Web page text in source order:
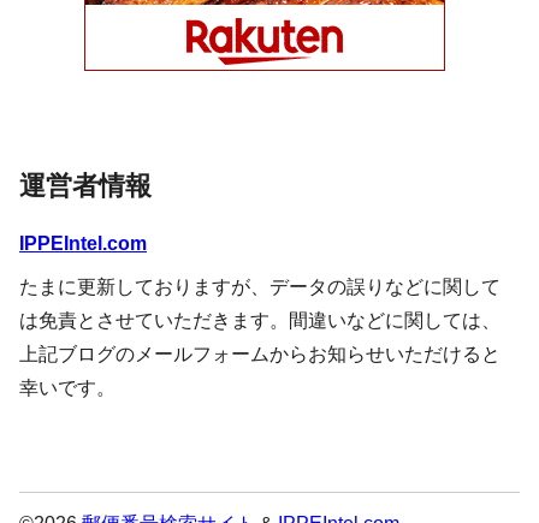
運営者情報
IPPEIntel.com
たまに更新しておりますが、データの誤りなどに関して
は免責とさせていただきます。間違いなどに関しては、
上記ブログのメールフォームからお知らせいただけると
幸いです。